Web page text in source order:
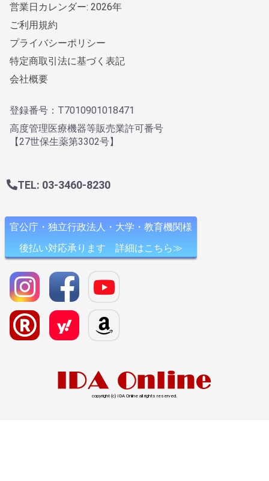
営業日カレンダー: 2026年
ご利用規約
プライバシーポリシー
特定商取引法に基づく表記
会社概要
登録番号：T7010901018471
高度管理医療機器等販売業許可番号
【27世保生薬第3302号】
TEL: 03-3460-8230
官公庁・独立行政法人・大学・教育機関様
後払い対応承ります 詳細はこちら≫
copyright (c) IDA Online all rights reserved.